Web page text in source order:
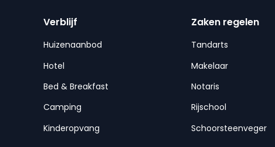
Verblijf
Huizenaanbod
Hotel
Bed & Breakfast
Camping
Kinderopvang
Zaken regelen
Tandarts
Makelaar
Notaris
Rijschool
Schoorsteenveger